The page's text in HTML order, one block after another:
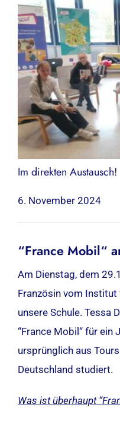
Im direkten Austausch!
6. November 2024
“France Mobil“
Am Dienstag, dem
Französin vom Institut
unsere Schule. Tessa
“France Mobil“ für ein
ursprünglich aus
Deutschland studiert.
Was ist überhaupt